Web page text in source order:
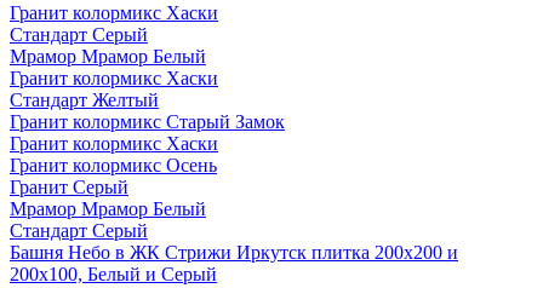
Гранит колормикс Хаски
Стандарт Серый
Мрамор Мрамор Белый
Гранит колормикс Хаски
Стандарт Желтый
Гранит колормикс Старый Замок
Гранит колормикс Хаски
Гранит колормикс Осень
Гранит Серый
Мрамор Мрамор Белый
Стандарт Серый
Башня Небо в ЖК Стрижи Иркутск плитка 200х200 и
200х100, Белый и Серый